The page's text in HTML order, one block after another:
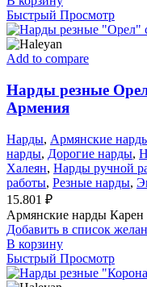
Быстрый Просмотр
Add to compare
Нарды резные
Армения
Нарды, Армянские
нарды, Дорогие нарды,
Халеян, Нарды ручной
работы, Резные нарды,
15.801 ₽
Армянские нарды
Добавить в список
В корзину
Быстрый Просмотр